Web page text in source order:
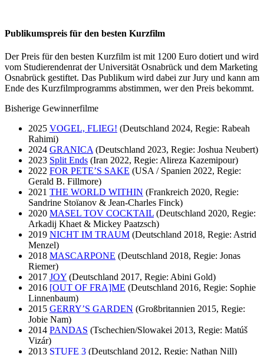
Publikumspreis für den besten Kurzfilm
Der Preis für den besten Kurzfilm ist mit 1200 Euro dotiert und wird
vom Studierendenrat der Universität Osnabrück und dem Marketing
Osnabrück gestiftet. Das Publikum wird dabei zur Jury und kann am
Ende des Kurzfilmprogramms abstimmen, wer den Preis bekommt.
Bisherige Gewinnerfilme
2025 VOGEL, FLIEG! (Deutschland 2024, Regie: Rabeah
Rahimi)
2024 GRANICA (Deutschland 2023, Regie: Joshua Neubert)
2023 Split Ends (Iran 2022, Regie: Alireza Kazemipour)
2022 FOR PETE’S SAKE (USA / Spanien 2022, Regie:
Gerald B. Fillmore)
2021 THE WORLD WITHIN (Frankreich 2020, Regie:
Sandrine Stoïanov & Jean-Charles Finck)
2020 MASEL TOV COCKTAIL (Deutschland 2020, Regie:
Arkadij Khaet & Mickey Paatzsch)
2019 NICHT IM TRAUM (Deutschland 2018, Regie: Astrid
Menzel)
2018 MASCARPONE (Deutschland 2018, Regie: Jonas
Riemer)
2017 JOY (Deutschland 2017, Regie: Abini Gold)
2016 [OUT OF FRA]ME (Deutschland 2016, Regie: Sophie
Linnenbaum)
2015 GERRY’S GARDEN (Großbritannien 2015, Regie:
Jobie Nam)
2014 PANDAS (Tschechien/Slowakei 2013, Regie: Matúš
Vizár)
2013 STUFE 3 (Deutschland 2012, Regie: Nathan Nill)